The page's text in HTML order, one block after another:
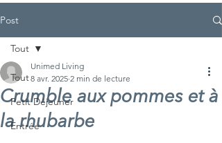
Post
Tout
Petit Déjeuner
Entrée
Tout
Crumble aux pommes et à
la rhubarbe
Unimed Living
8 avr. 2025 2 min de lecture